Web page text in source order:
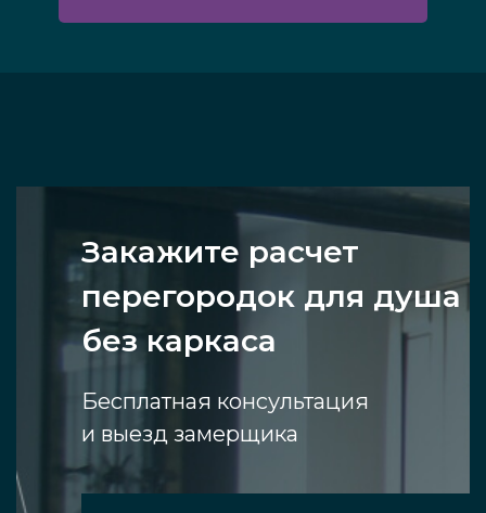
Закажите расчет
перегородок для душа
без каркаса
Бесплатная консультация
и выезд замерщика